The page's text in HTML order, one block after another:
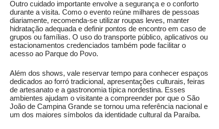
Outro cuidado importante envolve a segurança e o conforto
durante a visita. Como o evento reúne milhares de pessoas
diariamente, recomenda-se utilizar roupas leves, manter
hidratação adequada e definir pontos de encontro em caso de
grupos ou famílias. O uso do transporte público, aplicativos ou
estacionamentos credenciados também pode facilitar o
acesso ao Parque do Povo.
Além dos shows, vale reservar tempo para conhecer espaços
dedicados ao forró tradicional, apresentações culturais, feiras
de artesanato e a gastronomia típica nordestina. Esses
ambientes ajudam o visitante a compreender por que o São
João de Campina Grande se tornou uma referência nacional e
um dos maiores símbolos da identidade cultural da Paraíba.